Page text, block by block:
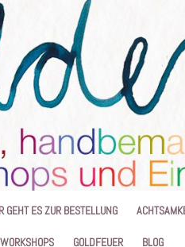
KISSEN UND KREATIVE BEGLEITUNG
GEHT ES ZUR BESTELLUNG
GOLDFEUER BLOG